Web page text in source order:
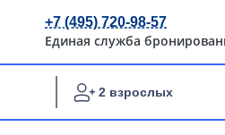
+7 (495) 720-98-57
Единая служба
2 взрослых